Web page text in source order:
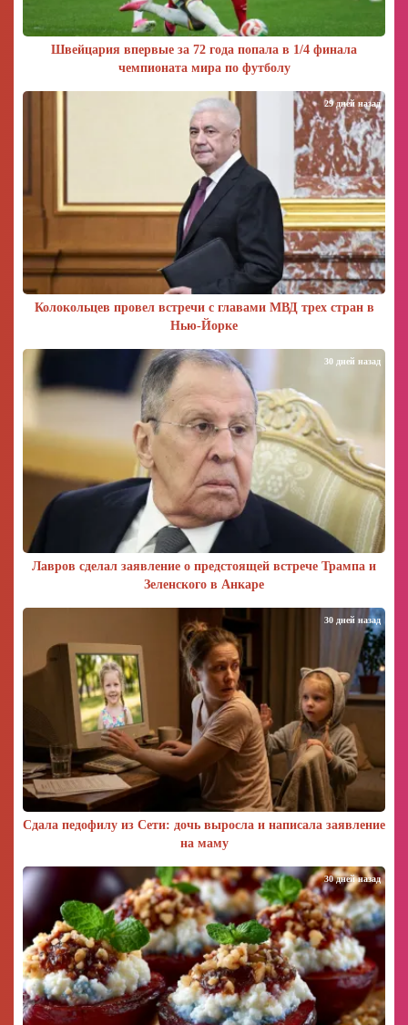
Швейцария впервые за 72 года попала в 1/4 финала
чемпионата мира по футболу
Колокольцев провел встречи с главами МВД трех стран в
Нью-Йорке
29 дней назад
Лавров сделал заявление о предстоящей встрече Трампа и
Зеленского в Анкаре
30 дней назад
Сдала педофилу из Сети: дочь выросла и написала заявление
на маму
30 дней назад
30 дней назад